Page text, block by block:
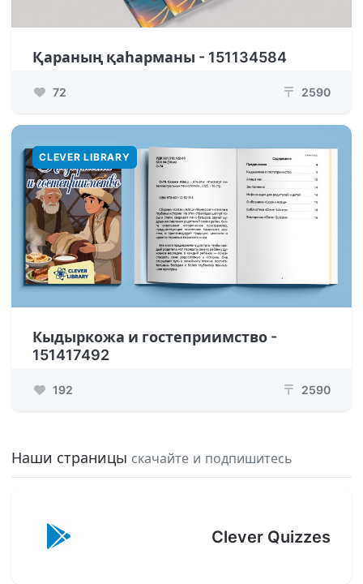
Қараның қаһарманы - 151134584
72 ₸ 2590
CLEVER LIBRARY
Кыдыркожа и гостеприимство -
151417492
192 ₸ 2590
Наши страницы скачайте и подпишитесь
Clever Quizzes